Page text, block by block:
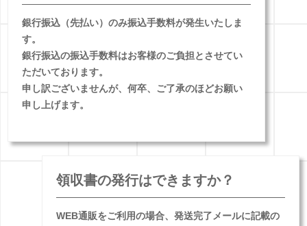
銀行振込（先払い）のみ振込手数料が発生いたしま
す。
銀行振込の振込手数料はお客様のご負担とさせてい
ただいております。
申し訳ございませんが、何卒、ご了承のほどお願い
申し上げます。
領収書の発行はできますか？
WEB通販をご利用の場合、発送完了メールに記載の